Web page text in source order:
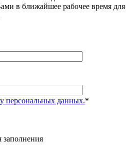
в ближайшее рабочее время для
персональных данных.*
заполнения